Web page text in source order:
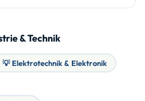
& Technik
💡 Elektrotechnik & Elektronik